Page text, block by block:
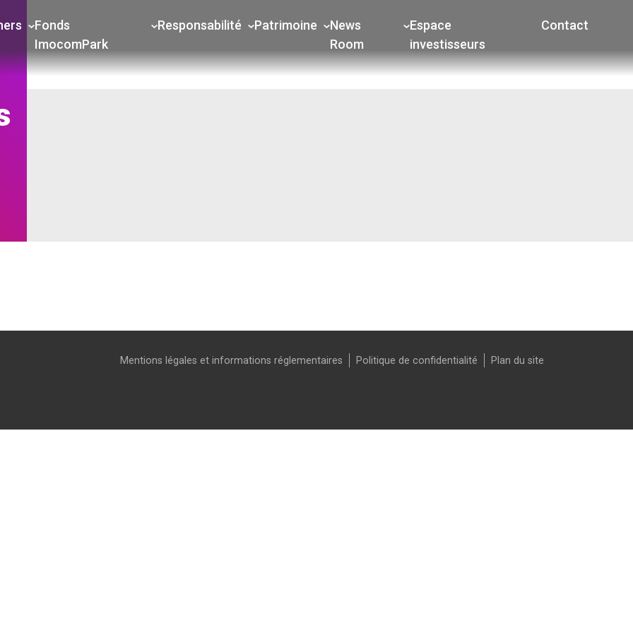
Fonds
ImocomPark
Responsabilité Patrimoine
News
Room
Espace
investisseurs
Contact
Mentions légales et informations réglementaires Politique de confidentialité Plan du site